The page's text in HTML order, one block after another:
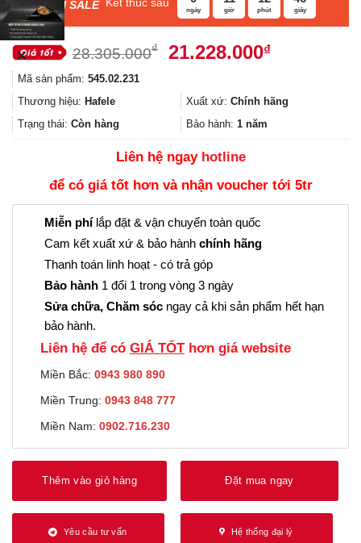
F ASH SALE Kết thúc sau
ngày giờ phút giây
28.305.000₫
Giá
28.305.000₫.
21.228.000₫Giá
là:
Mã sản phẩm: 545.02.231
Thương hiệu: Hafele Xuất xứ: Chính hãng
Trạng thái: Còn hàng Bảo hành: 1 năm
Liên hệ ngay hotline
để có giá tốt hơn và nhận voucher tới 5tr
Miễn phílắp đặt & vận chuyển toàn quốc
Cam kết xuất xứ & bảo hành chính hãng
Thanh toán linh hoạt - có trả góp
Bảo hành 1 đổi 1 trong vòng 3 ngày
Sửa chữa, Chăm sóc ngay cả khi sản phẩm hết hạn
bảo hành.
Liên hệ để có GIÁ TỐThơn giá website
Miền Bắc: 0943 980 890
Miền Trung: 0943 848 777
Miền Nam: 0902.716.230
Thêm vào giỏ hàng Đặt mua ngay
Yêu cầu tư vấn Hệ thống đại lý
✕